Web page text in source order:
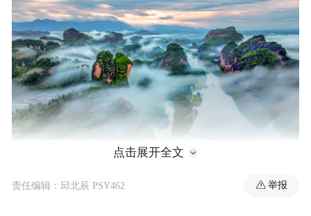
“绝”，是丹霞地貌的地质孤本，23种典型老
点击展开全文
责任编辑：邱北辰 PSY462 举报